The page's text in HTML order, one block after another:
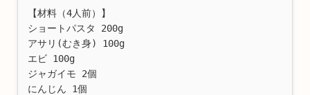
【材料（4人前）】
ショートパスタ 200g
アサリ(むき身) 100g
エビ 100g
ジャガイモ 2個
にんじん 1個